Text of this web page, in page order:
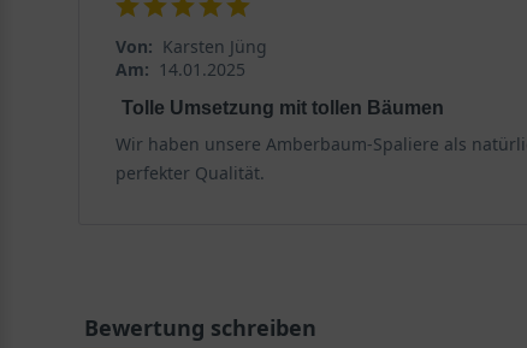
Von: Karsten Jüng
Am: 14.01.2025
Tolle Umsetzung mit tollen Bäumen
Wir haben unsere Amberbaum-Spaliere als
perfekter Qualität.
Bewertung schreiben